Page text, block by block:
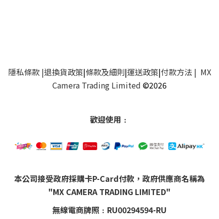
隱私條款|退換貨政策|條款及細則|運送政策|付款方法| MX
Camera Trading Limited ©2026
歡迎使用﹕
本公司接受政府採購卡P-Card付款，政府供應商名稱為
"MX CAMERA TRADING LIMITED"
無線電商牌照﹕RU00294594-RU